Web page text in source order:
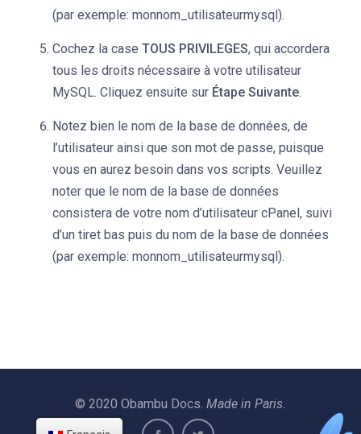
(par exemple: monnom_utilisateurmysql).
Cochez la case TOUS PRIVILEGES, qui accordera
tous les droits nécessaire à votre utilisateur
MySQL. Cliquez ensuite sur Étape Suivante.
Notez bien le nom de la base de données, de
l’utilisateur ainsi que son mot de passe, puisque
vous en aurez besoin dans vos scripts. Veuillez
noter que le nom de la base de données
consistera de votre nom d’utilisateur cPanel, suivi
d’un tiret bas puis du nom de la base de données
(par exemple: monnom_utilisateurmysql).
© 2020 Obambu Docs. Made in Paris.